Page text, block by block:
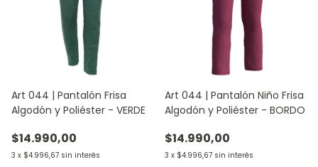
Art 044 | Pantalón Frisa
Algodón y Poliéster - VERDE
$14.990,00
3 x $4.996,67 sin interés
Art 044 | Pantalón Niño Frisa
Algodón y Poliéster - BORDO
$14.990,00
3 x $4.996,67 sin interés